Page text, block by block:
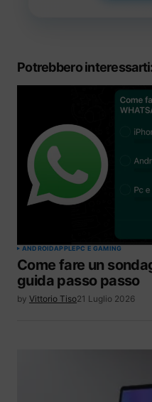
Potrebbero interessarti:
ANDROIDAPPLEPC E GAMING
Come fare un
guida passo passo
by Vittorio Tiso21 Luglio 2026